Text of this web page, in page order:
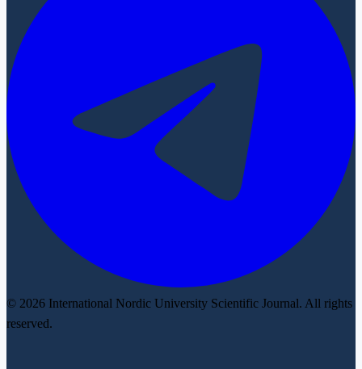
© 2026 International Nordic University Scientific Journal. All rights
reserved.